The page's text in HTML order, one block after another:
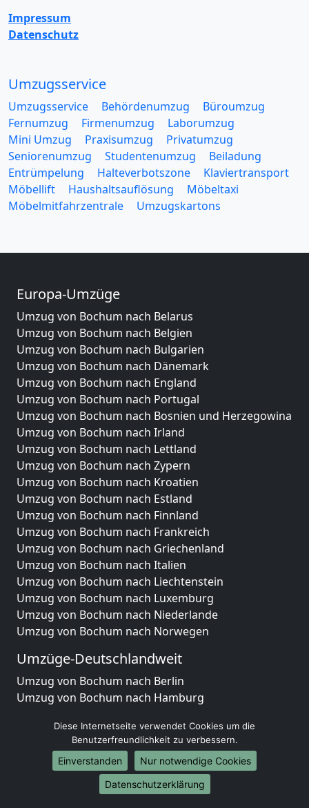
Impressum
Datenschutz
Umzugsservice
Umzugsservice Behördenumzug
Büroumzug
Fernumzug
Firmenumzug
Laborumzug
Mini Umzug
Praxisumzug
Privatumzug
Seniorenumzug
Studentenumzug
Beiladung
Entrümpelung
Halteverbotszone
Klaviertransport
Möbellift
Haushaltsauflösung
Möbeltaxi
Möbelmitfahrzentrale
Umzugskartons
Europa-Umzüge
Umzug von Bochum nach Belarus
Umzug von Bochum nach Belgien
Umzug von Bochum nach Bulgarien
Umzug von Bochum nach Dänemark
Umzug von Bochum nach England
Umzug von Bochum nach Portugal
Umzug von Bochum nach Bosnien und Herzegowina
Umzug von Bochum nach Irland
Umzug von Bochum nach Lettland
Umzug von Bochum nach Zypern
Umzug von Bochum nach Kroatien
Umzug von Bochum nach Estland
Umzug von Bochum nach Finnland
Umzug von Bochum nach Frankreich
Umzug von Bochum nach Griechenland
Umzug von Bochum nach Italien
Umzug von Bochum nach Liechtenstein
Umzug von Bochum nach Luxemburg
Umzug von Bochum nach Niederlande
Umzug von Bochum nach Norwegen
Umzüge-Deutschlandweit
Umzug von Bochum nach Berlin
Umzug von Bochum nach Hamburg
Umzug von Bochum nach Köln
Umzug von Bochum nach Frankfurt am Main
Umzug von Bochum nach Stuttgart
Umzug von Bochum nach Düsseldorf
Umzug von Bochum nach Leipzig
Diese Internetseite verwendet Cookies um die
Benutzerfreundlichkeit zu verbessern.
Einverstanden
Nur notwendige Cookies
Datenschutzerklärung